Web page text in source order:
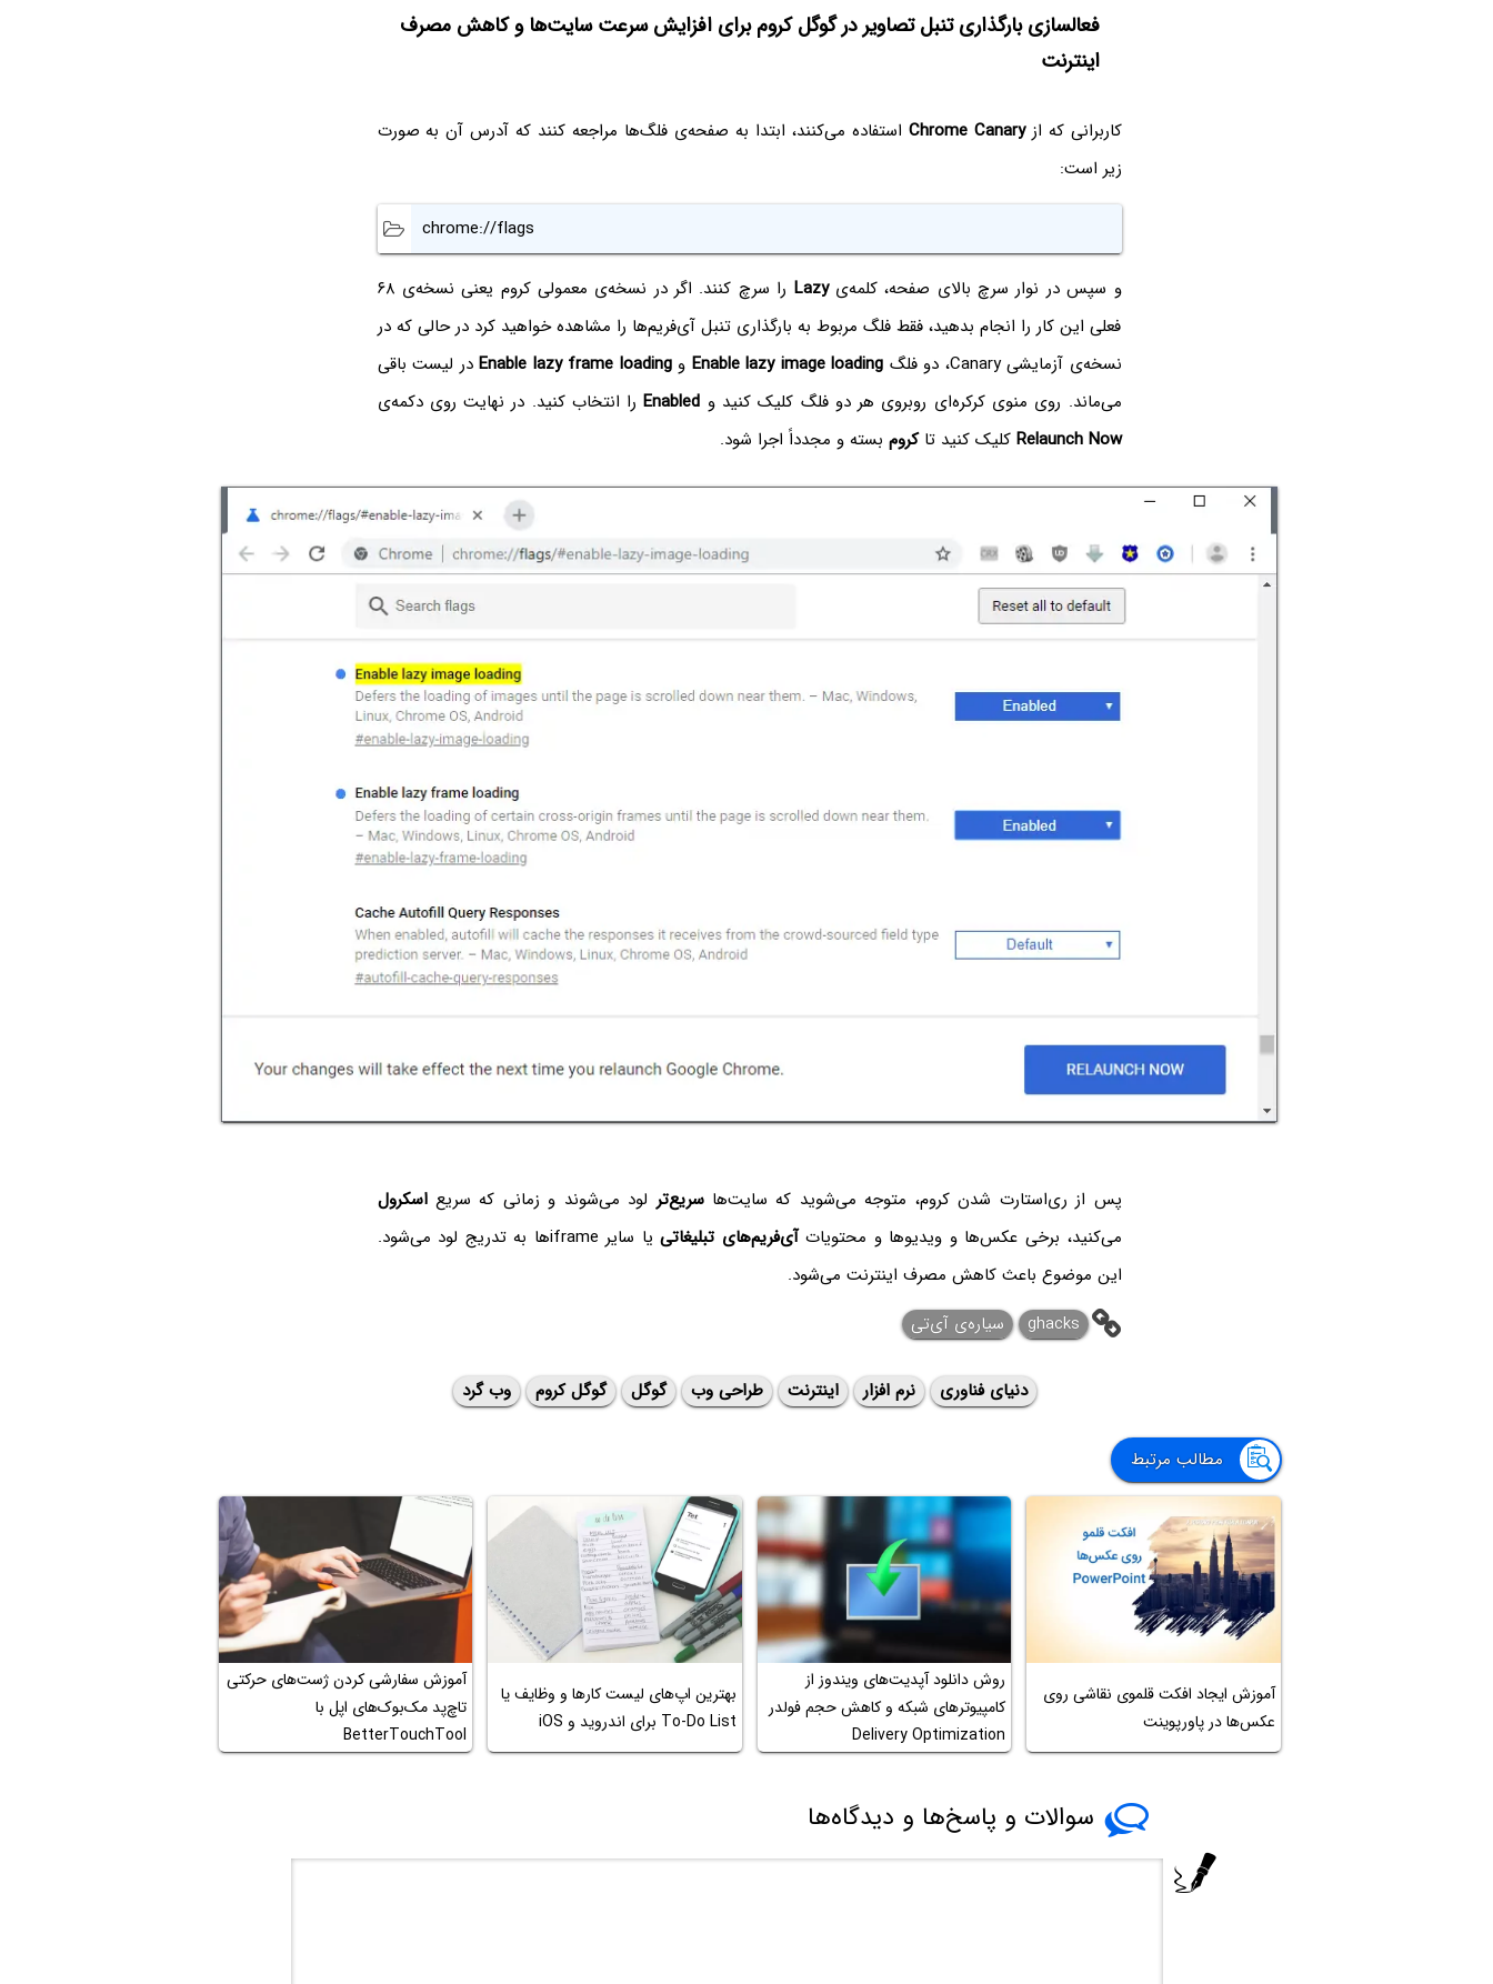
فعالسازی بارگذاری تنبل تصاویر در گوگل کروم برای افزایش سرعت سایت‌ها و کاهش مصرف
اینترنت
کاربرانی که ازChrome Canary استفاده می‌کنند، ابتدا به صفحه‌ی فلگ‌ها مراجعه کنند که آدرس آن به صورت
زیر است:
chrome://flags
و سپس در نوار سرچ بالای صفحه، کلمه‌یLazy
را سرچ کنند. اگر در نسخه‌ی معمولی کروم یعنی نسخه‌ی ۶۸
فعلی این کار را انجام بدهید، فقط فلگ مربوط به بارگذاری تنبل آی‌فریم‌ها را مشاهده خواهید کرد در حالی که در
نسخه‌ی آزمایشی Canary، دو فلگ
Enable lazy image loading وEnable lazy frame loading در لیست باقی
می‌ماند. روی منوی کرکره‌ای روبروی هر دو فلگ کلیک کنید و Enabledرا انتخاب کنید. در نهایت روی دکمه‌ی
Relaunch Now کلیک کنید تاکروم بسته و مجدداً اجرا شود.
پس از ری‌استارت شدن کروم، متوجه می‌شوید که سایت‌هاسریع‌تر لود می‌شوند و زمانی که سریعاسکرول
می‌کنید، برخی عکس‌ها و ویدیوها و محتویاتآی‌فریم‌های تبلیغاتی
یا سایر iframeها به تدریج لود می‌شود.
این موضوع باعث کاهش مصرف اینترنت می‌شود.
ghacks
سیاره‌ی ‌آی‌تی
دنیای فناوری نرم افزار اینترنت طراحی وب گوگل گوگل کروم وب گرد
مطالب مرتبط
آموزش ایجاد افکت قلموی نقاشی روی
عکس‌ها در پاورپوینت
روش دانلود آپدیت‌های ویندوز از
کامپیوترهای شبکه و کاهش حجم فولدر
Delivery Optimization
بهترین اپ‌های لیست کارها و وظایف یا
To-Do List برای اندروید و iOS
آموزش سفارشی کردن ژست‌های حرکتی
تاچ‌پد مک‌بوک‌های اپل با
BetterTouchTool
سوالات و پاسخ‌ها و دیدگاه‌ها